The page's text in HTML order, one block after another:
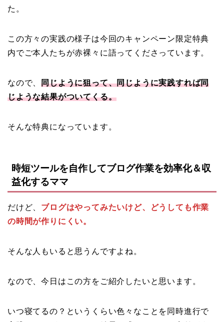
た。
この方々の実践の様子は今回のキャンペーン限定特典
内でご本人たちが赤裸々に語ってくださっています。
なので、同じように狙って、同じように実践すれば同
じような結果がついてくる。
そんな特典になっています。
時短ツールを自作してブログ作業を効率化＆収
益化するママ
だけど、 ブログはやってみたいけど、どうしても作業
の時間が作りにくい。
そんな人もいると思うんですよね。
なので、今日はこの方をご紹介したいと思います。
いつ寝てるの？というくらい色々なことを同時進行で